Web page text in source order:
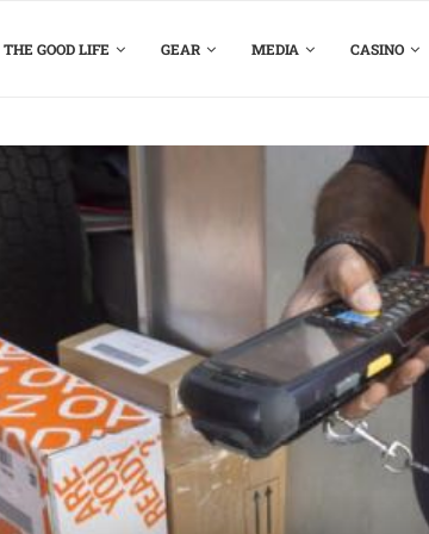
THE GOOD LIFE GEAR MEDIA CASINO